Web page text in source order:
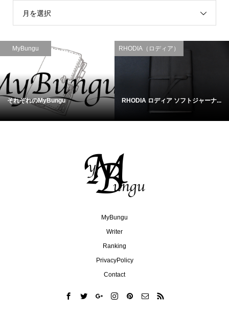
月を選択
MyBungu
それぞれのMyBungu
RHODIA（ロディア）
RHODIA ロディア ソフトジャーナ...
MyBungu
Writer
Ranking
PrivacyPolicy
Contact